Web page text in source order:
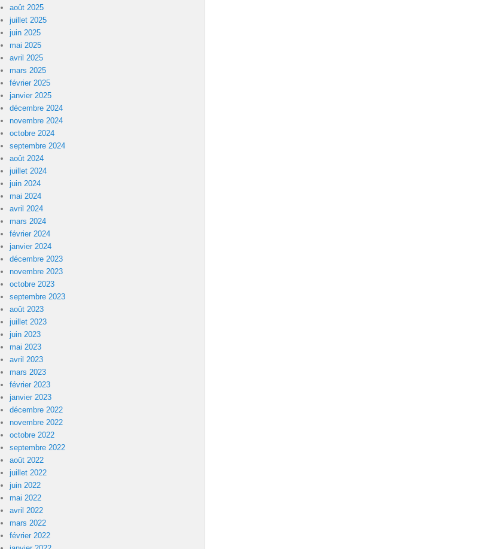
août 2025
juillet 2025
juin 2025
mai 2025
avril 2025
mars 2025
février 2025
janvier 2025
décembre 2024
novembre 2024
octobre 2024
septembre 2024
août 2024
juillet 2024
juin 2024
mai 2024
avril 2024
mars 2024
février 2024
janvier 2024
décembre 2023
novembre 2023
octobre 2023
septembre 2023
août 2023
juillet 2023
juin 2023
mai 2023
avril 2023
mars 2023
février 2023
janvier 2023
décembre 2022
novembre 2022
octobre 2022
septembre 2022
août 2022
juillet 2022
juin 2022
mai 2022
avril 2022
mars 2022
février 2022